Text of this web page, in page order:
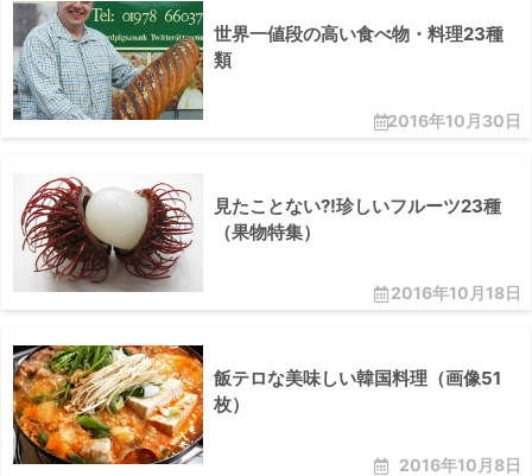
2016年10月30日
世界一値段の高い食べ物・料理23種
類
2016年10月18日
見たことない?!珍しいフルーツ23種
（果物特集）
2016年10月8日
飯テロな美味しい韓国料理（画像51
枚）